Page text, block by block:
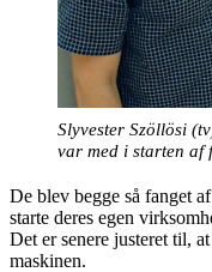
Slyvester Szöllösi
var med i starten af
De blev begge så fanget
starte deres egen
Det er senere justeret til,
maskinen.